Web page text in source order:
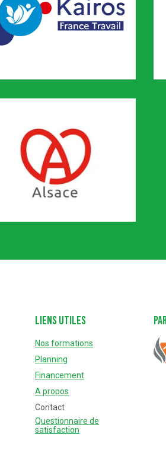
2020
FORMATION est référencé sur le
n° 5619
Liens utiles
Nos formations
Planning
Financement
A propos
Contact
Questionnaire de
satisfaction